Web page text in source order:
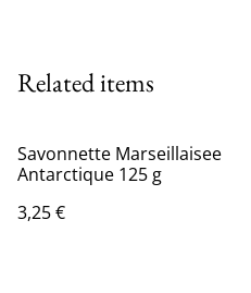
Related items
Savonnette Marseillaisee
Antarctique 125 g
3,25 €